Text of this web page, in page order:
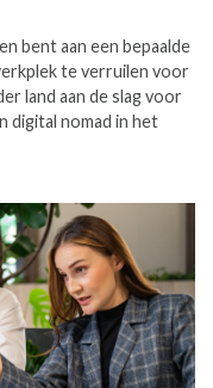
bent aan een bepaalde
te verruilen voor
land aan de slag voor
digital nomad in het